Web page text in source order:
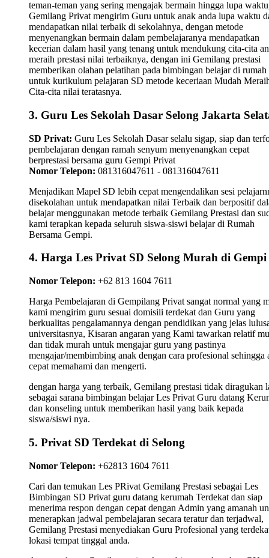
teman-teman yang sering mengajak bermain hingga lupa
Gemilang Privat mengirim Guru untuk anak anda lupa waktu
mendapatkan nilai terbaik di sekolahnya, dengan metode
menyenangkan bermain dalam pembelajaranya mendapatkan
kecerian dalam hasil yang tenang untuk mendukung cita-cita
meraih prestasi nilai terbaiknya, dengan ini Gemilang prestasi
memberikan olahan pelatihan pada bimbingan belajar di rumah
untuk kurikulum pelajaran SD metode keceriaan Mudah
Cita-cita nilai teratasnya.
3. Guru Les Sekolah Dasar Selong Jakarta
SD Privat: Guru Les Sekolah Dasar selalu sigap, siap dan
pembelajaran dengan ramah senyum menyenangkan cepat
berprestasi bersama guru Gempi Privat
Nomor Telepon: 081316047611 - 081316047611
Menjadikan Mapel SD lebih cepat mengendalikan sesi
disekolahan untuk mendapatkan nilai Terbaik dan berpositif
belajar menggunakan metode terbaik Gemilang Prestasi dan
kami terapkan kepada seluruh siswa-siswi belajar di Rumah
Bersama Gempi.
4. Harga Les Privat SD Selong Murah di Gempi
Nomor Telepon: +62 813 1604 7611
Harga Pembelajaran di Gempilang Privat sangat normal yang
kami mengirim guru sesuai domisili terdekat dan Guru yang
berkualitas pengalamannya dengan pendidikan yang jelas
universitasnya, Kisaran angaran yang Kami tawarkan relatif
dan tidak murah untuk mengajar guru yang pastinya
mengajar/membimbing anak dengan cara profesional sehingga
cepat memahami dan mengerti.
dengan harga yang terbaik, Gemilang prestasi tidak diragukan
sebagai sarana bimbingan belajar Les Privat Guru datang
dan konseling untuk memberikan hasil yang baik kepada
siswa/siswi nya.
5. Privat SD Terdekat di Selong
Nomor Telepon: +62813 1604 7611
Cari dan temukan Les PRivat Gemilang Prestasi sebagai Les
Bimbingan SD Privat guru datang kerumah Terdekat dan siap
menerima respon dengan cepat dengan Admin yang amanah
menerapkan jadwal pembelajaran secara teratur dan terjadwal,
Gemilang Prestasi menyediakan Guru Profesional yang
lokasi tempat tinggal anda.